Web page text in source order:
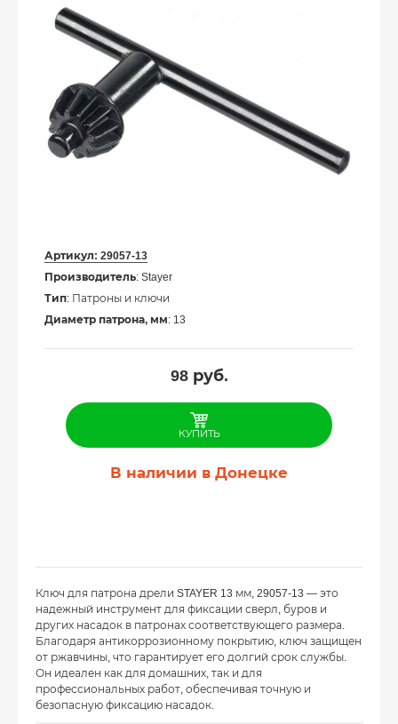
Артикул: 29057-13
Производитель: Stayer
Тип: Патроны и ключи
Диаметр патрона, мм: 13
98руб.
КУПИТЬ
В наличии в Донецке
Ключ для патрона дрели STAYER 13 мм, 29057-13 — это
надежный инструмент для фиксации сверл, буров и
других насадок в патронах соответствующего размера.
Благодаря антикоррозионному покрытию, ключ защищен
от ржавчины, что гарантирует его долгий срок службы.
Он идеален как для домашних, так и для
профессиональных работ, обеспечивая точную и
безопасную фиксацию насадок.